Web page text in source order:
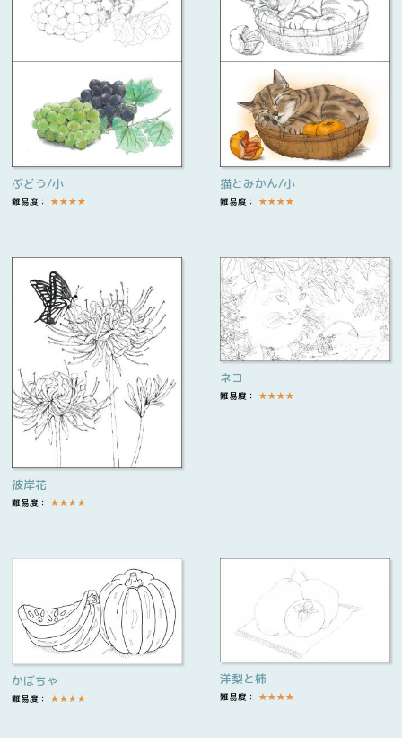
ぶどう/小
難易度： ★★★★
猫とみかん/小
難易度： ★★★★
彼岸花
難易度： ★★★★
ネコ
難易度： ★★★★
かぼちゃ
難易度： ★★★★
洋梨と柿
難易度： ★★★★